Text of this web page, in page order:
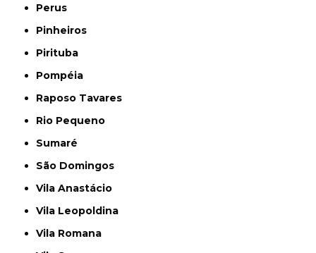
Perus
Pinheiros
Pirituba
Pompéia
Raposo Tavares
Rio Pequeno
Sumaré
São Domingos
Vila Anastácio
Vila Leopoldina
Vila Romana